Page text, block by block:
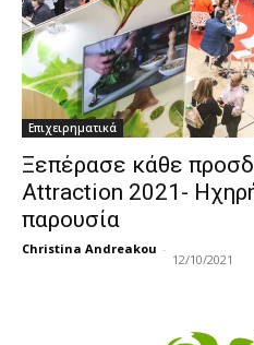
Επιχειρηματικά
Ξεπέρασε κάθε
Attraction 2021-
παρουσία
Christina Andreakou -
12/10/2021